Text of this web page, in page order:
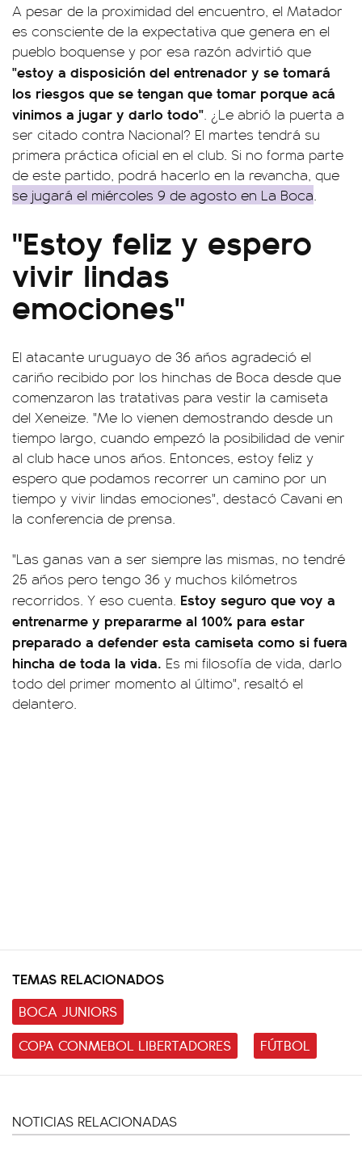
A pesar de la proximidad del encuentro, el Matador
es consciente de la expectativa que genera en el
pueblo boquense y por esa razón advirtió que
"estoy a disposición del entrenador y se tomará
los riesgos que se tengan que tomar porque acá
vinimos a jugar y darlo todo". ¿Le abrió la puerta a
ser citado contra Nacional? El martes tendrá su
primera práctica oficial en el club. Si no forma parte
de este partido, podrá hacerlo en la revancha, que
se jugará el miércoles 9 de agosto en La Boca.
"Estoy feliz y espero
vivir lindas
emociones"
El atacante uruguayo de 36 años agradeció el
cariño recibido por los hinchas de Boca desde que
comenzaron las tratativas para vestir la camiseta
del Xeneize. "Me lo vienen demostrando desde un
tiempo largo, cuando empezó la posibilidad de venir
al club hace unos años. Entonces, estoy feliz y
espero que podamos recorrer un camino por un
tiempo y vivir lindas emociones", destacó Cavani en
la conferencia de prensa.
"Las ganas van a ser siempre las mismas, no tendré
25 años pero tengo 36 y muchos kilómetros
recorridos. Y eso cuenta. Estoy seguro que voy a
entrenarme y prepararme al 100% para estar
preparado a defender esta camiseta como si fuera
hincha de toda la vida. Es mi filosofía de vida, darlo
todo del primer momento al último", resaltó el
delantero.
TEMAS RELACIONADOS
BOCA JUNIORS
COPA CONMEBOL LIBERTADORES
FÚTBOL
NOTICIAS RELACIONADAS